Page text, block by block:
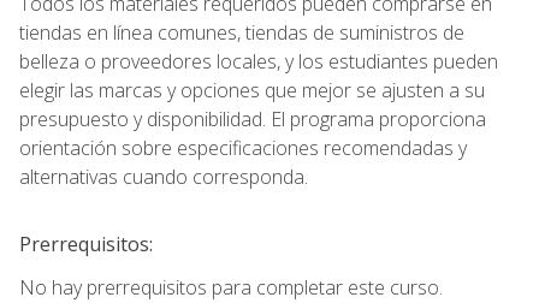
tiendas en línea comunes, tiendas de suministros de
belleza o proveedores locales, y los estudiantes pueden
elegir las marcas y opciones que mejor se ajusten a su
presupuesto y disponibilidad. El programa proporciona
orientación sobre especificaciones recomendadas y
alternativas cuando corresponda.
Prerrequisitos:
No hay prerrequisitos para completar este curso.